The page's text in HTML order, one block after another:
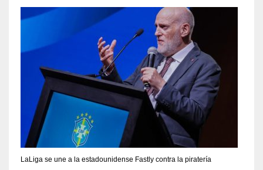
LaLiga se une a la estadounidense Fastly contra la piratería